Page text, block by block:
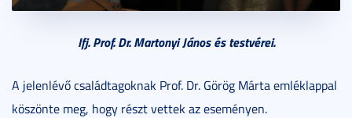
Ifj. Prof. Dr. Martonyi János és testvérei.
A jelenlévő családtagoknak Prof. Dr. Görög Márta emléklappal
köszönte meg, hogy részt vettek az eseményen.